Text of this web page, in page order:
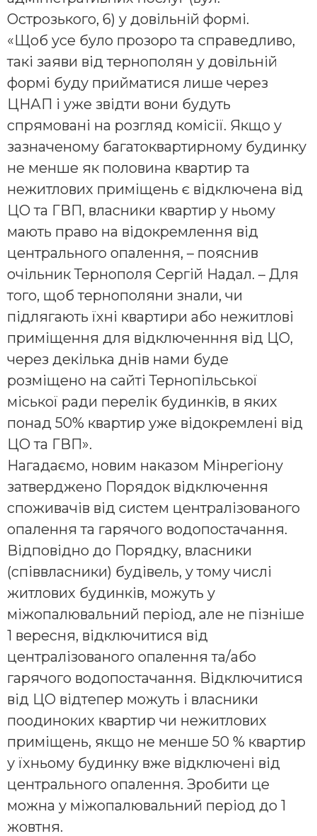
Острозького, 6) у довільній формі.
«Щоб усе було прозоро та справедливо,
такі заяви від тернополян у довільній
формі буду прийматися лише через
ЦНАП і уже звідти вони будуть
спрямовані на розгляд комісії. Якщо у
зазначеному багатоквартирному будинку
не менше як половина квартир та
нежитлових приміщень є відключена від
ЦО та ГВП, власники квартир у ньому
мають право на відокремлення від
центрального опалення, – пояснив
очільник Тернополя Сергій Надал. – Для
того, щоб тернополяни знали, чи
підлягають їхні квартири або нежитлові
приміщення для відключенння від ЦО,
через декілька днів нами буде
розміщено на сайті Тернопільської
міської ради перелік будинків, в яких
понад 50% квартир уже відокремлені від
ЦО та ГВП».
Нагадаємо, новим наказом Мінрегіону
затверджено Порядок відключення
споживачів від систем централізованого
опалення та гарячого водопостачання.
Відповідно до Порядку, власники
(співвласники) будівель, у тому числі
житлових будинків, можуть у
міжопалювальний період, але не пізніше
1 вересня, відключитися від
централізованого опалення та/або
гарячого водопостачання. Відключитися
від ЦО відтепер можуть і власники
поодиноких квартир чи нежитлових
приміщень, якщо не менше 50 % квартир
у їхньому будинку вже відключені від
центрального опалення. Зробити це
можна у міжопалювальний період до 1
жовтня.